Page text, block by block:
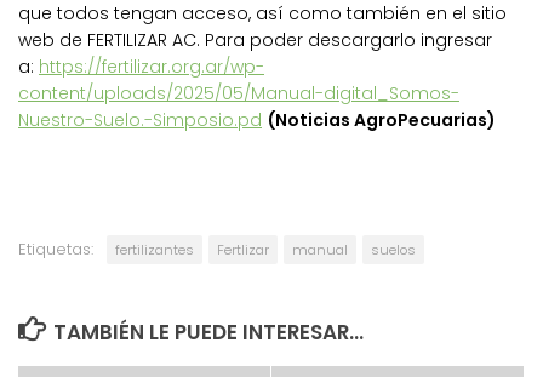
que todos tengan acceso, así como también en el sitio
web de FERTILIZAR AC. Para poder descargarlo ingresar
a: https://fertilizar.org.ar/wp-
content/uploads/2025/05/Manual-digital_Somos-
Nuestro-Suelo.-Simposio.pd (Noticias AgroPecuarias)
Etiquetas: fertilizantes Fertlizar manual suelos
TAMBIÉN LE PUEDE INTERESAR...